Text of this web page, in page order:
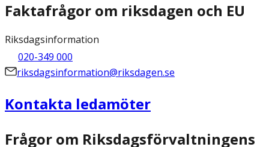
Faktafrågor om riksdagen och EU
Riksdagsinformation
020-349 000
riksdagsinformation@riksdagen.se
Kontakta ledamöter
Frågor om Riksdagsförvaltningens